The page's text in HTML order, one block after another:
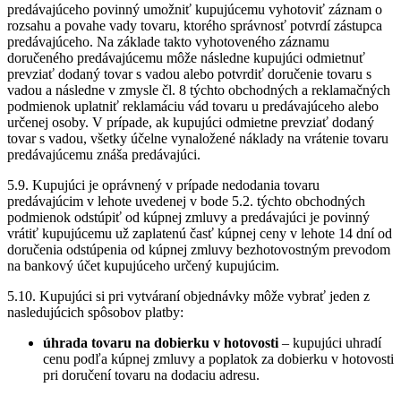
predávajúceho povinný umožniť kupujúcemu vyhotoviť záznam o
rozsahu a povahe vady tovaru, ktorého správnosť potvrdí zástupca
predávajúceho. Na základe takto vyhotoveného záznamu
doručeného predávajúcemu môže následne kupujúci odmietnuť
prevziať dodaný tovar s vadou alebo potvrdiť doručenie tovaru s
vadou a následne v zmysle čl. 8 týchto obchodných a reklamačných
podmienok uplatniť reklamáciu vád tovaru u predávajúceho alebo
určenej osoby. V prípade, ak kupujúci odmietne prevziať dodaný
tovar s vadou, všetky účelne vynaložené náklady na vrátenie tovaru
predávajúcemu znáša predávajúci.
5.9. Kupujúci je oprávnený v prípade nedodania tovaru
predávajúcim v lehote uvedenej v bode 5.2. týchto obchodných
podmienok odstúpiť od kúpnej zmluvy a predávajúci je povinný
vrátiť kupujúcemu už zaplatenú časť kúpnej ceny v lehote 14 dní od
doručenia odstúpenia od kúpnej zmluvy bezhotovostným prevodom
na bankový účet kupujúceho určený kupujúcim.
5.10. Kupujúci si pri vytváraní objednávky môže vybrať jeden z
nasledujúcich spôsobov platby:
úhrada tovaru na dobierku v hotovosti – kupujúci uhradí
cenu podľa kúpnej zmluvy a poplatok za dobierku v hotovosti
pri doručení tovaru na dodaciu adresu.